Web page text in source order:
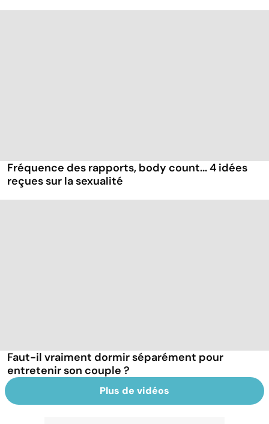
Fréquence des rapports, body count... 4 idées
reçues sur la sexualité
Faut-il vraiment dormir séparément pour
entretenir son couple ?
Plus de vidéos